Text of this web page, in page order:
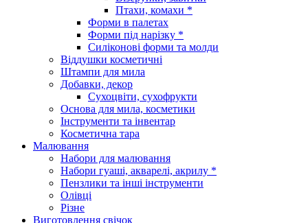
Птахи, комахи *
Форми в палетах
Форми під нарізку *
Силіконові форми та молди
Віддушки косметичні
Штампи для мила
Добавки, декор
Сухоцвіти, сухофрукти
Основа для мила, косметики
Інструменти та інвентар
Косметична тара
Малювання
Набори для малювання
Набори гуаші, акварелі, акрилу *
Пензлики та інші інструменти
Олівці
Різне
Виготовлення свічок